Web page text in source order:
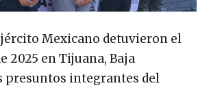
Mexicano detuvieron el
2025 en Tijuana, Baja
presuntos integrantes del